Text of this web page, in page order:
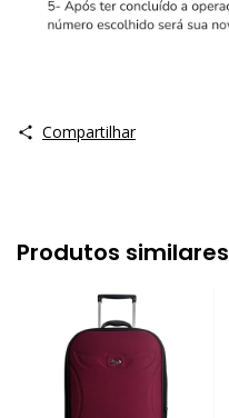
Compartilhar
Produtos similares